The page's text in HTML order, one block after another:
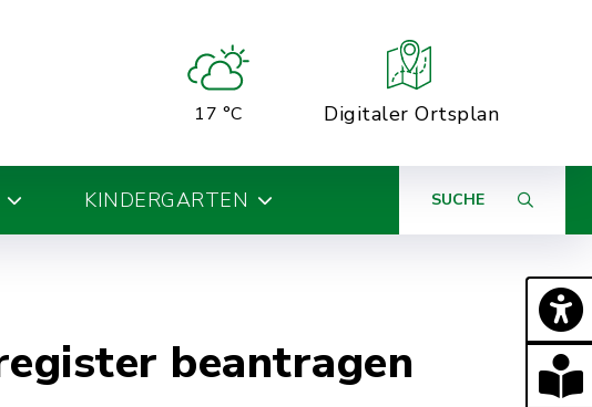
17 °C Digitaler Ortsplan
KINDERGARTEN SUCHE
beantragen